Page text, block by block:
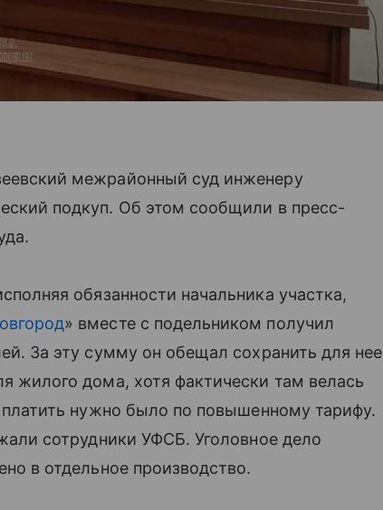
межрайонный суд инженеру
подкуп. Об этом сообщили в пресс-
обязанности начальника участка,
» вместе с подельником получил
За эту сумму он обещал сохранить для нее
жилого дома, хотя фактически там велась
платить нужно было по повышенному тарифу.
сотрудники УФСБ. Уголовное дело
в отдельное производство.